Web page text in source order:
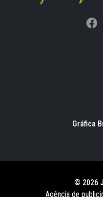
Gráfica
© 2026
Agência de